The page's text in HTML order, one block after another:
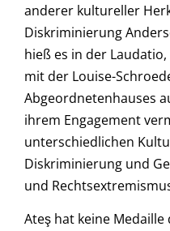
anderer kultureller
Diskriminierung
hieß es in der
mit der Louise-
Abgeordnetenhauses
ihrem Engagement
unterschiedlichen
Diskriminierung und
und
Ateş hat keine